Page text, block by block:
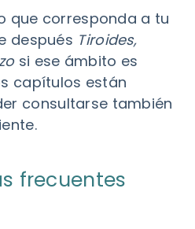
que corresponda a tu
después Tiroides,
si ese ámbito es
capítulos están
consultarse también
frecuentes